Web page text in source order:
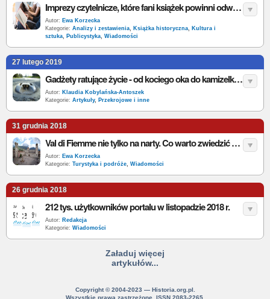
Imprezy czytelnicze, które fani książek powinni odwiedzić w 2019 r.
Autor: Ewa Korzecka
Kategorie: Analizy i zestawienia, Książka historyczna, Kultura i
sztuka, Publicystyka, Wiadomości
27 lutego 2019
Gadżety ratujące życie - od kociego oka do kamizelki odblaskowej
Autor: Klaudia Kobylańska-Antoszek
Kategorie: Artykuły, Przekrojowe i inne
31 grudnia 2018
Val di Fiemme nie tylko na narty. Co warto zwiedzić w przerwie między zjazdami?
Autor: Ewa Korzecka
Kategorie: Turystyka i podróże, Wiadomości
26 grudnia 2018
212 tys. użytkowników portalu w listopadzie 2018 r.
Autor: Redakcja
Kategorie: Wiadomości
Załaduj więcej
artykułów...
Copyright © 2004-2023 — Historia.org.pl.
Wszystkie prawa zastrzeżone. ISSN 2083-2265.